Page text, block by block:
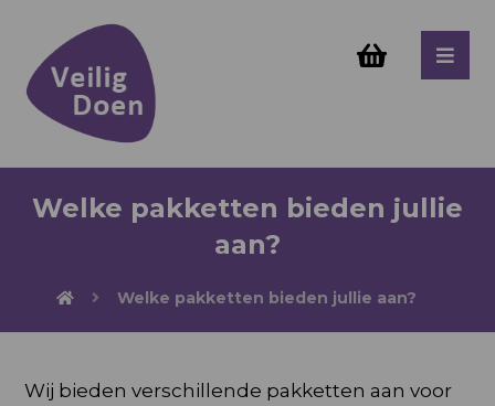
Welke pakketten bieden jullie
aan?
Welke pakketten bieden jullie aan?
Wij bieden verschillende pakketten aan voor